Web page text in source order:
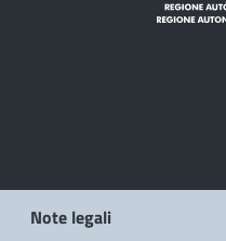
Note legali